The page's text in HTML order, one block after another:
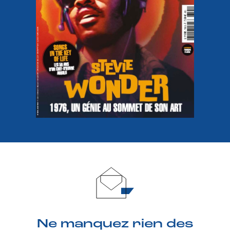
Ne manquez rien des